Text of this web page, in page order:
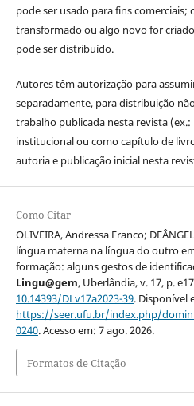
pode ser usado para fins comerciais;
transformado ou algo novo for
pode ser distribuído.
Autores têm autorização para
separadamente, para distribuição
trabalho publicada nesta revista
institucional ou como capítulo de
autoria e publicação inicial nesta
Como Citar
OLIVEIRA, Andressa Franco;
língua materna na língua do outro
formação: alguns gestos de
Lingu@gem, Uberlândia, v. 17, p.
10.14393/DLv17a2023-39. Disponível
https://seer.ufu.br/index.php/
0240. Acesso em: 7 ago. 2026.
Formatos de Citação